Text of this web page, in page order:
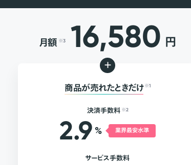
月額 ※3 16,580 円
+
商品が売れたときだけ ※1
決済手数料 ※2
2.9 % 業界最安水準
サービス手数料